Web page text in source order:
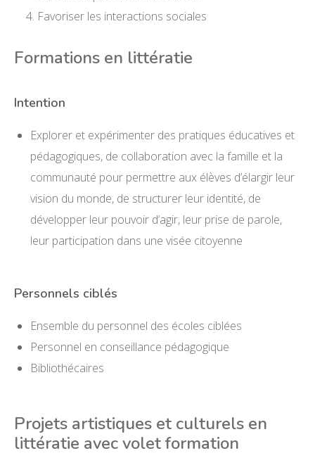
Favoriser les interactions sociales
Formations en littératie
Intention
Explorer et expérimenter des pratiques éducatives et
pédagogiques, de collaboration avec la famille et la
communauté pour permettre aux élèves d’élargir leur
vision du monde, de structurer leur identité, de
développer leur pouvoir d’agir, leur prise de parole,
leur participation dans une visée citoyenne
Personnels ciblés
Ensemble du personnel des écoles ciblées
Personnel en conseillance pédagogique
Bibliothécaires
Projets artistiques et culturels en
littératie avec volet formation